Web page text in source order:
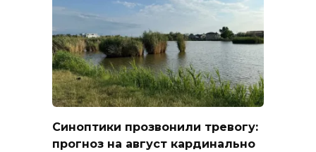
Синоптики прозвонили тревогу:
прогноз на август кардинально